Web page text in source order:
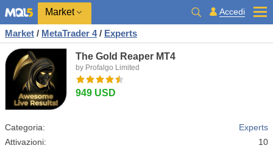
Market Accedi
Market / MetaTrader 4 / Experts
The Gold Reaper MT4
by Profalgo Limited
949 USD
Categoria:
Experts
Attivazioni:
10